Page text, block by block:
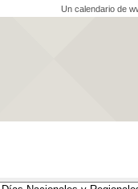
Un calendario de